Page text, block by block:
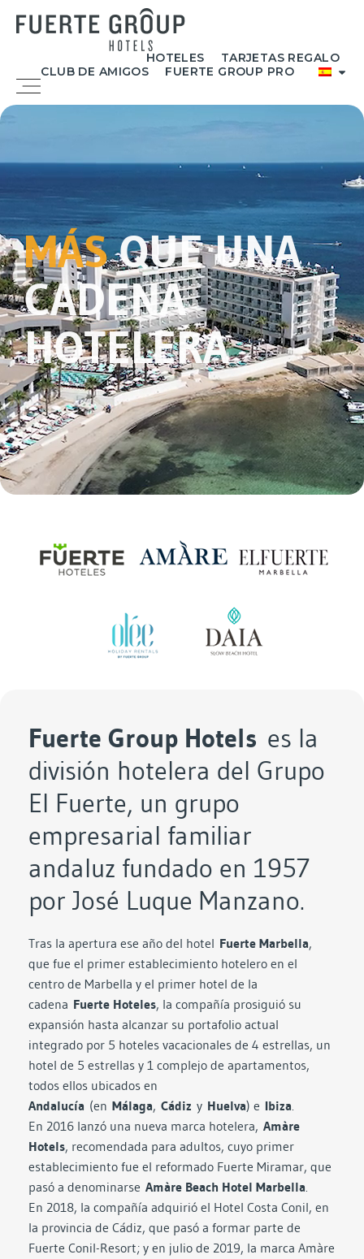
HOTELES
TARJETAS REGALO
CLUB DE AMIGOS
FUERTE GROUP PRO
Menú
MÁSQUE UNA
CADENA
HOTELERA
Fuerte Group Hotels es la
división hotelera del Grupo
El Fuerte, un grupo
empresarial familiar
andaluz fundado en 1957
por José Luque Manzano.
Tras la apertura ese año del hotel Fuerte Marbella,
que fue el primer establecimiento hotelero en el
centro de Marbella y el primer hotel de la
cadena Fuerte Hoteles, la compañía prosiguió su
expansión hasta alcanzar su portafolio actual
integrado por 5 hoteles vacacionales de 4 estrellas, un
hotel de 5 estrellas y 1 complejo de apartamentos,
todos ellos ubicados en
Andalucía (en Málaga, Cádiz y Huelva) e Ibiza.
En 2016 lanzó una nueva marca hotelera, Amàre
Hotels, recomendada para adultos, cuyo primer
establecimiento fue el reformado Fuerte Miramar, que
pasó a denominarse Amàre Beach Hotel Marbella.
En 2018, la compañía adquirió el Hotel Costa Conil, en
la provincia de Cádiz, que pasó a formar parte de
Fuerte Conil-Resort; y en julio de 2019, la marca Amàre